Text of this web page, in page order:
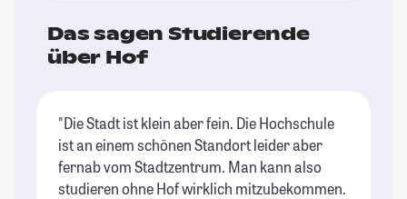
Das sagen Studierende
über Hof
"Die Stadt ist klein aber fein. Die Hochschule
ist an einem schönen Standort leider aber
fernab vom Stadtzentrum. Man kann also
studieren ohne Hof wirklich mitzubekommen.